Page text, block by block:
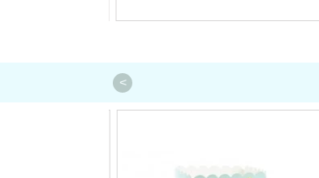
<